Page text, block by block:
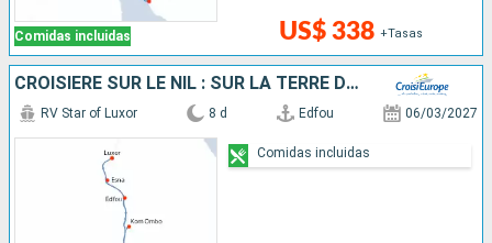
Comidas incluidas US$ 338 +Tasas
CROISIÈRE SUR LE NIL : SUR LA TERRE DES PHARAONS
RV Star of Luxor 8 d Edfou 06/03/2027
Comidas incluidas